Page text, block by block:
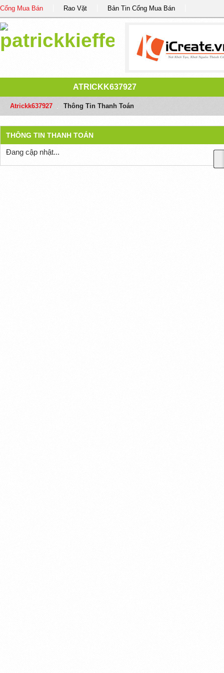
Cổng Mua Bán Rao Vặt Bản Tin Cổng Mua Bán
ATRICKK637927
Atrickk637927 Thông Tin Thanh Toán
THÔNG TIN THANH TOÁN
Đang cập nhật...